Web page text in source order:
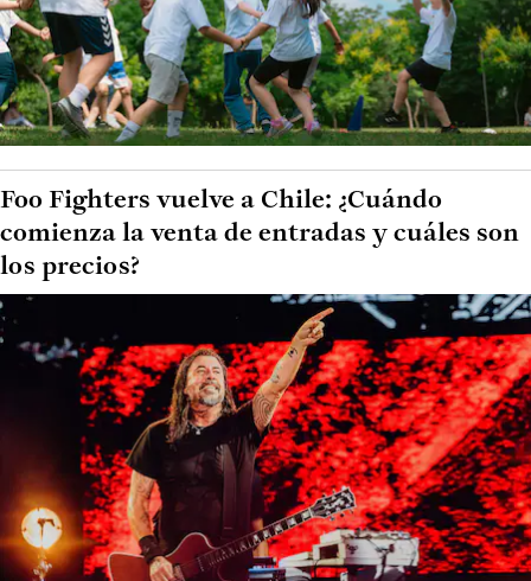
Foo Fighters vuelve a Chile: ¿Cuándo
comienza la venta de entradas y cuáles son
los precios?